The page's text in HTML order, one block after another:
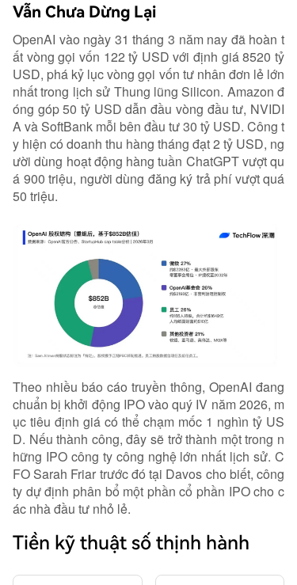
Vẫn Chưa Dừng Lại
OpenAI vào ngày 31 tháng 3 năm nay đã hoàn t
ất vòng gọi vốn 122 tỷ USD với định giá 8520 tỷ
USD, phá kỷ lục vòng gọi vốn tư nhân đơn lẻ lớn
nhất trong lịch sử Thung lũng Silicon. Amazon đ
óng góp 50 tỷ USD dẫn đầu vòng đầu tư, NVIDI
A và SoftBank mỗi bên đầu tư 30 tỷ USD. Công t
y hiện có doanh thu hàng tháng đạt 2 tỷ USD, ng
ười dùng hoạt động hàng tuần ChatGPT vượt qu
á 900 triệu, người dùng đăng ký trả phí vượt quá
50 triệu.
Theo nhiều báo cáo truyền thông, OpenAI đang
chuẩn bị khởi động IPO vào quý IV năm 2026, m
ục tiêu định giá có thể chạm mốc 1 nghìn tỷ US
D. Nếu thành công, đây sẽ trở thành một trong n
hững IPO công ty công nghệ lớn nhất lịch sử. C
FO Sarah Friar trước đó tại Davos cho biết, công
ty dự định phân bổ một phần cổ phần IPO cho c
ác nhà đầu tư nhỏ lẻ.
Tiền kỹ thuật số thịnh hành